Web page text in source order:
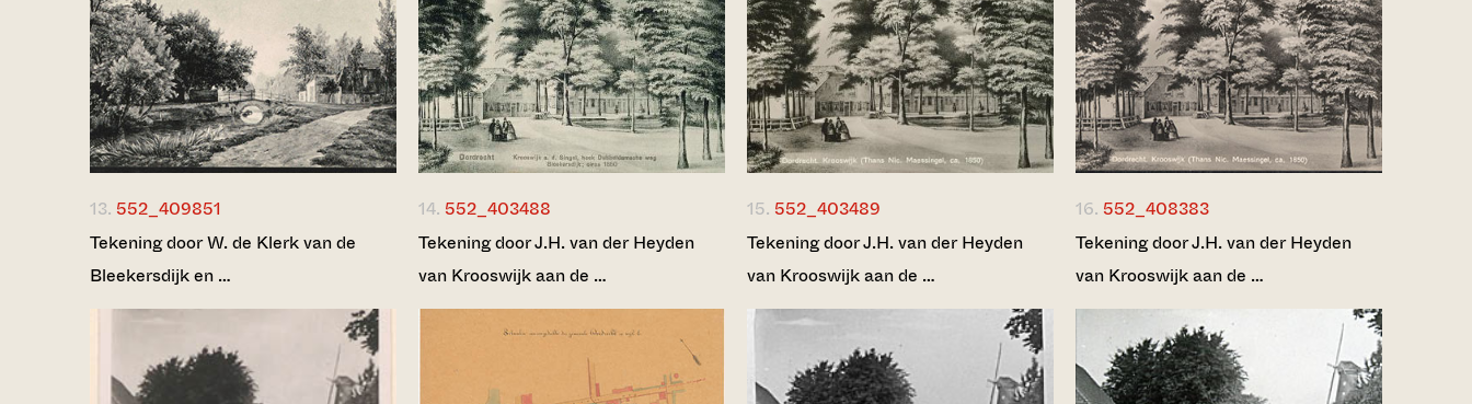
13. 552_409851
Tekening door W. de Klerk van de
Bleekersdijk en …
14. 552_403488
Tekening door J.H. van der Heyden
van Krooswijk aan de …
15. 552_403489
Tekening door J.H. van der Heyden
van Krooswijk aan de …
16. 552_408383
Tekening door J.H. van der Heyden
van Krooswijk aan de …